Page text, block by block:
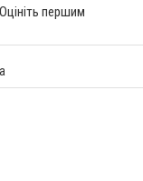
Оцініть першим